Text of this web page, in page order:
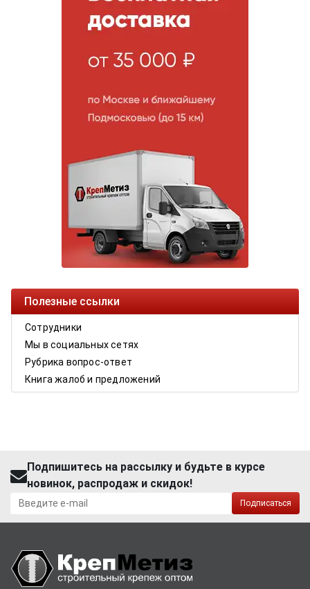
Полезные ссылки
Сотрудники
Мы в социальных сетях
Рубрика вопрос-ответ
Книга жалоб и предложений
Подпишитесь на рассылку и будьте в курсе
новинок, распродаж и скидок!
Подписаться